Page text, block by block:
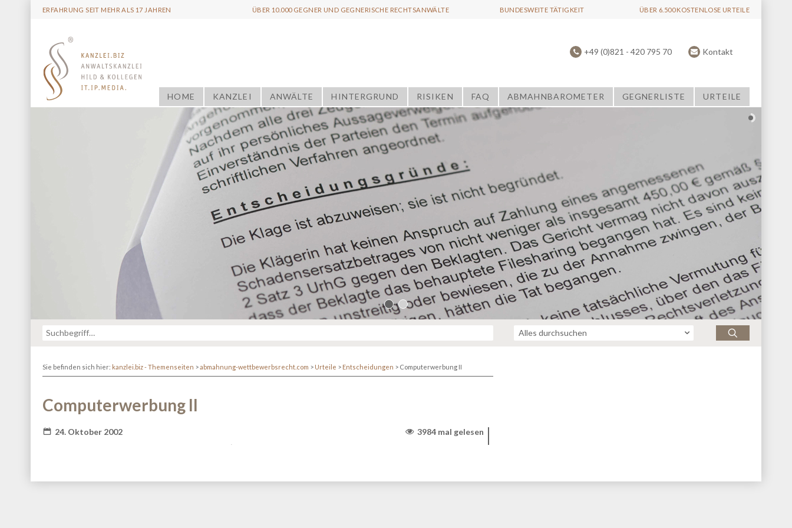
ERFAHRUNG SEIT MEHR ALS 17 JAHREN ÜBER 10.000 GEGNER UND GEGNERISCHE RECHTSANWÄLTE BUNDESWEITE TÄTIGKEIT ÜBER 6.500 KOSTENLOSE URTEILE
+49 (0)821 - 420 795 70 Kontakt
HOME KANZLEI ANWÄLTE HINTERGRUND RISIKEN FAQ ABMAHNBAROMETER GEGNERLISTE URTEILE
Sie befinden sich hier: kanzlei.biz - Themenseiten > abmahnung-wettbewerbsrecht.com > Urteile > Entscheidungen > Computerwerbung II
Computerwerbung II
24. Oktober 2002
3984 mal gelesen
: Redefinition of parameter $_ in